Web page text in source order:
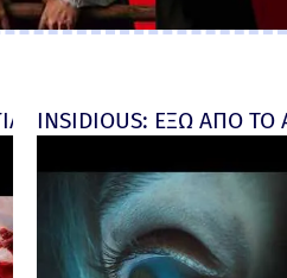
ΜΕΡΑ (Spider-Man:
INSIDIOUS: ΕΞΩ ΑΠΟ